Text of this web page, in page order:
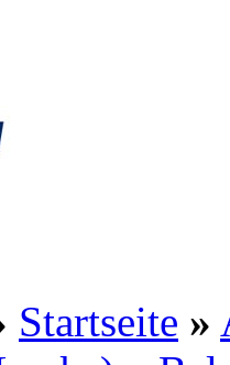
Startseite »